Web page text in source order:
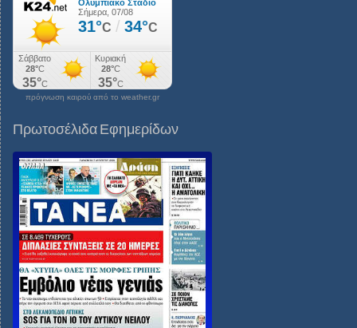
πρόγνωση καιρού από το weather.gr
Πρωτοσέλιδα Εφημερίδων